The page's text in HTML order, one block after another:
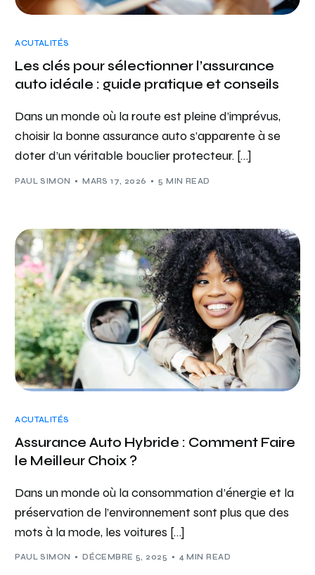
ACUTALITÉS
Les clés pour sélectionner l’assurance
auto idéale : guide pratique et conseils
Dans un monde où la route est pleine d’imprévus,
choisir la bonne assurance auto s’apparente à se
doter d’un véritable bouclier protecteur. […]
PAUL SIMON MARS 17, 2026 5 MIN READ
ACUTALITÉS
Assurance Auto Hybride : Comment Faire
le Meilleur Choix ?
Dans un monde où la consommation d’énergie et la
préservation de l’environnement sont plus que des
mots à la mode, les voitures […]
PAUL SIMON DÉCEMBRE 5, 2025 4 MIN READ